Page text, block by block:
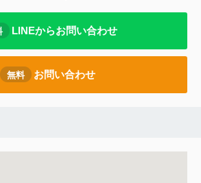
LINEからお問い合わせ
無料 お問い合わせ